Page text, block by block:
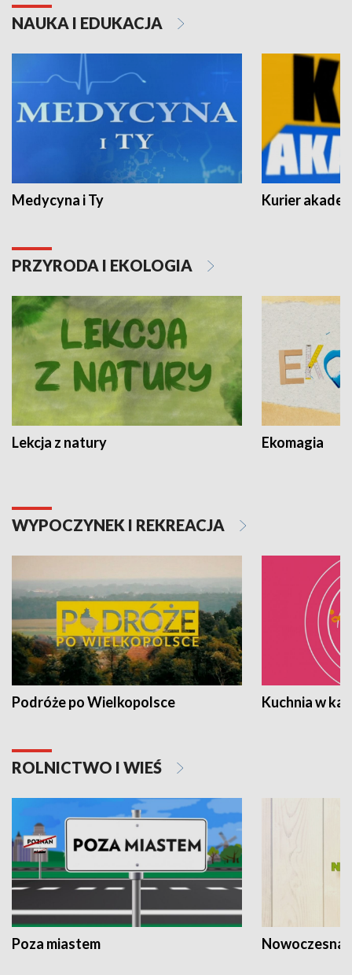
NAUKA I EDUKACJA
Medycyna i Ty Kurier
PRZYRODA I EKOLOGIA
Lekcja z natury Ekomagia
WYPOCZYNEK I REKREACJA
Podróże po Wielkopolsce Kuchnia w
ROLNICTWO I WIEŚ
Poza miastem Nowoczesna